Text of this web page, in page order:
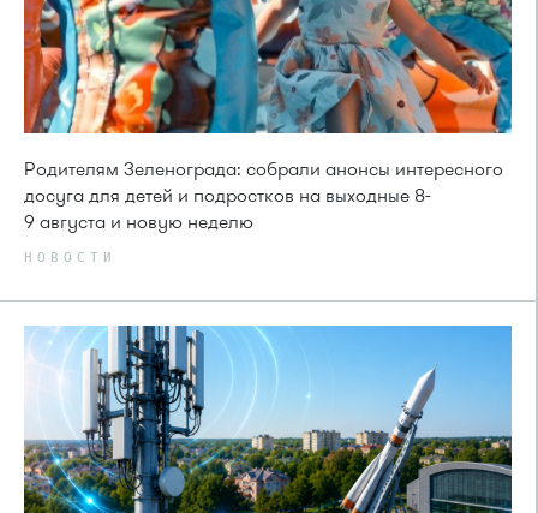
Родителям Зеленограда: собрали анонсы интересного
досуга для детей и подростков на выходные 8-
9 августа и новую неделю
НОВОСТИ